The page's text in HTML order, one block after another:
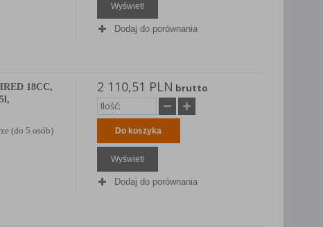
Wyświetl
Dodaj do porównania
18CC,
(do 5 osób)
2 110,51 PLN brutto
Do koszyka
Wyświetl
Dodaj do porównania